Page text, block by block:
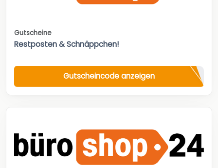
Gutscheine
Restposten & Schnäppchen!
Gutscheincode anzeigen